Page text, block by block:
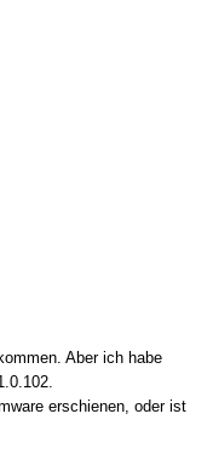
Aber ich habe
erschienen, oder ist